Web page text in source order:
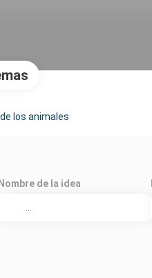
los animales
Nombre de la idea